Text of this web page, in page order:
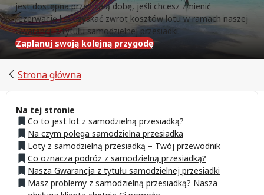
jest dostępna przez całą dobę, jeśli chcesz zmienić
rezerwację lub uzyskać zwrot kosztów lotu w ramach naszej
Gwarancji z tytułu samodzielnej przesiadki.
Zaplanuj swoją kolejną przygodę
Strona główna
Na tej stronie
Co to jest lot z samodzielną przesiadką?
Na czym polega samodzielna przesiadka
Loty z samodzielną przesiadką – Twój przewodnik
Co oznacza podróż z samodzielną przesiadką?
Nasza Gwarancja z tytułu samodzielnej przesiadki
Masz problemy z samodzielną przesiadką? Nasza